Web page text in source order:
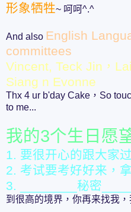
形象牺牲~ 呵呵^.^
And also English
committees
Vincent, Teck Jin，
Siang n Evonne
Thx 4 ur b'day Cake，So
to me...
我的3个生日愿
1. 要很开心的跟大家
2. 考试要考好好来，
3. ________秘密
到很高的境界，你再来找我，